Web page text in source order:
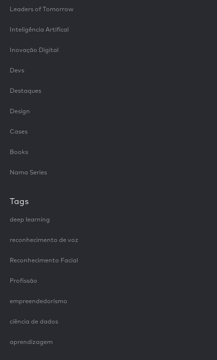
Leaders of Tomorrow
Inteligência Artifical
Inovação Digital
Devs
Destaques
Design
Cases
Books
Nama Series
Tags
deep learning
reconhecimento de voz
Reconhecimento Facial
Profissão
empreendedorismo
ciência de dados
aprendizagem